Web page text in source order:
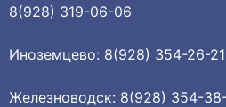
8(928) 319-06-06
Иноземцево: 8(928) 354-26-
Железноводск: 8(928) 354-